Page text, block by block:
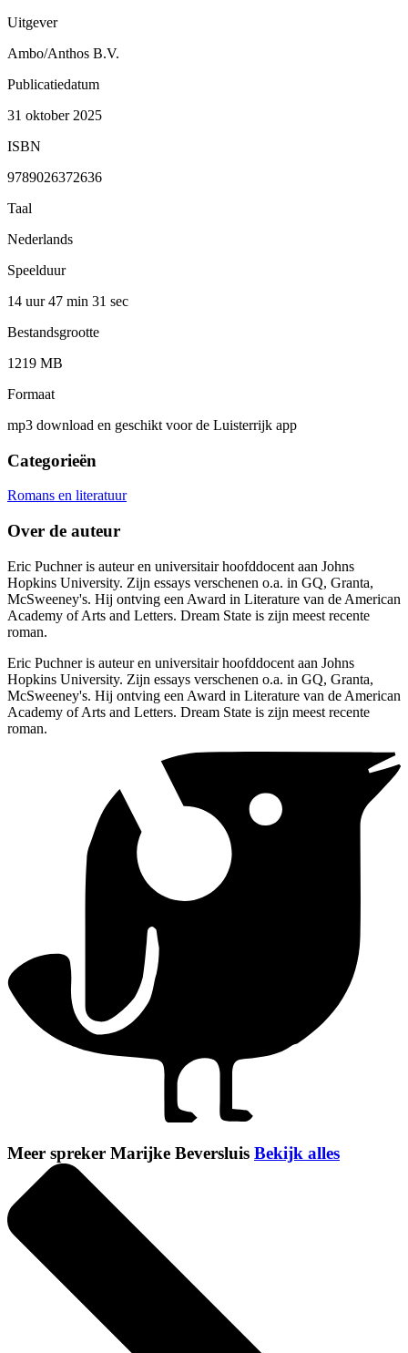
Uitgever
Ambo/Anthos B.V.
Publicatiedatum
31 oktober 2025
ISBN
9789026372636
Taal
Nederlands
Speelduur
14 uur 47 min 31 sec
Bestandsgrootte
1219 MB
Formaat
mp3 download en geschikt voor de Luisterrijk app
Categorieën
Romans en literatuur
Over de auteur
Eric Puchner is auteur en universitair hoofddocent aan Johns
Hopkins University. Zijn essays verschenen o.a. in GQ, Granta,
McSweeney's. Hij ontving een Award in Literature van de American
Academy of Arts and Letters. Dream State is zijn meest recente
roman.
Eric Puchner is auteur en universitair hoofddocent aan Johns
Hopkins University. Zijn essays verschenen o.a. in GQ, Granta,
McSweeney's. Hij ontving een Award in Literature van de American
Academy of Arts and Letters. Dream State is zijn meest recente
roman.
Meer spreker Marijke Beversluis Bekijk alles